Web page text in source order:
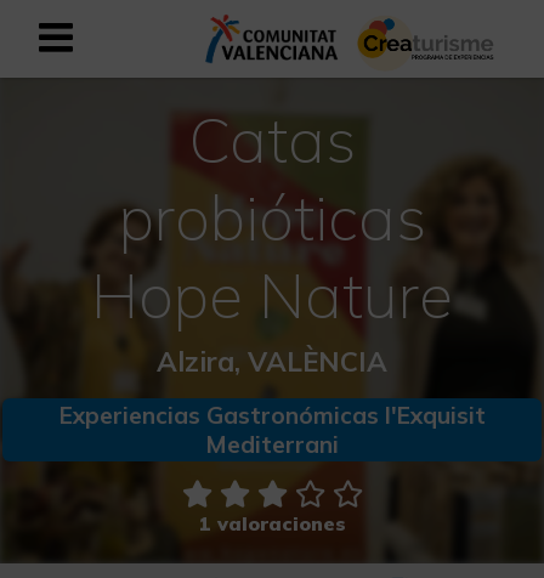
Registrarse como usuario
Registro empresarial
Mediterráneo Activo-Deportivo
Mediterráneo Cultural
Mediterráneo Natural-Rural
Experiencias en otoño
Experiencias Semana Santa
Catas
probióticas
Hope Nature
Alzira, VALÈNCIA
Experiencias Gastronómicas l'Exquisit
Mediterrani
1 valoraciones